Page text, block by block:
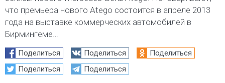
что премьера нового Atego состоится в апреле 2013
года на выставке коммерческих автомобилей в
Бирмингеме…
Поделиться Поделиться
Поделиться
Поделиться
Поделиться